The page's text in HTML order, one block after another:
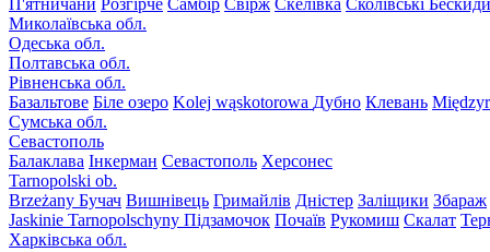
П'ятничани Розгірче Самбір Свірж Скелівка Сколівські Бескиди
Миколаївська обл.
Одеська обл.
Полтавська обл.
Рівненська обл.
Базальтове Біле озеро Kolej wąskotorowa Дубно Клевань
Сумська обл.
Севастополь
Балаклава Інкерман Севастополь Херсонес
Tarnopolski ob.
Brzeżany Бучач Вишнівець Гримайлів Дністер Заліщики Збараж
Jaskinie Tarnopolschyny Підзамочок Почаїв Рукомиш Скалат
Харківська обл.